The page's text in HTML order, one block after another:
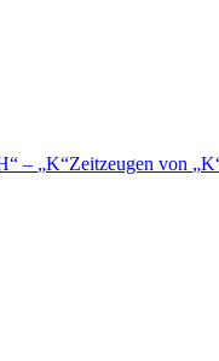
– K Zeitzeugen von K